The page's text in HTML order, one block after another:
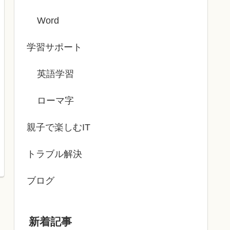
Word
学習サポート
英語学習
ローマ字
親子で楽しむIT
トラブル解決
ブログ
新着記事